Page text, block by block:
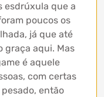
esdrúxula que a
poucos os
já que até
graça aqui. Mas
é aquele
com certas
então